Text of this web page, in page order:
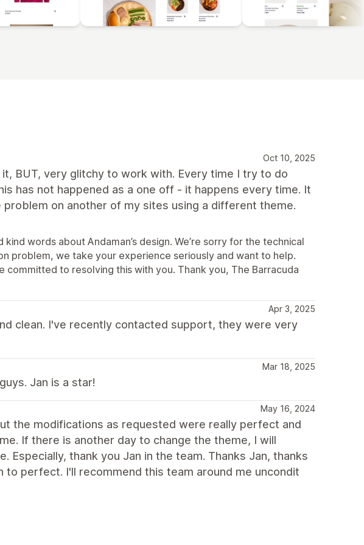
Oct 10, 2025
BUT, very glitchy to work with. Every time I try to do
has not happened as a one off - it happens every time. It
problem on another of my sites using a different theme.
words about Andaman’s design. We’re sorry for the technical
problem, we take your experience seriously and want to help.
to resolving this with you. Thank you, The Barracuda
Apr 3, 2025
clean. I've recently contacted support, they were very
Mar 18, 2025
Jan is a star!
May 16, 2024
the modifications as requested were really perfect and
If there is another day to change the theme, I will
Especially, thank you Jan in the team. Thanks Jan, thanks
perfect. I'll recommend this team around me uncondit